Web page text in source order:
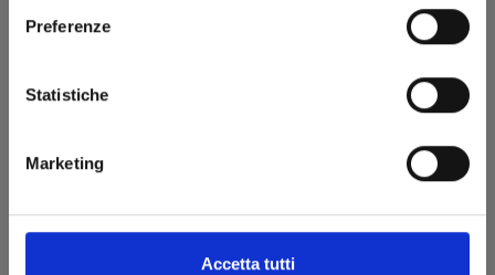
Preferenze
Statistiche
Marketing
Accetta tutti